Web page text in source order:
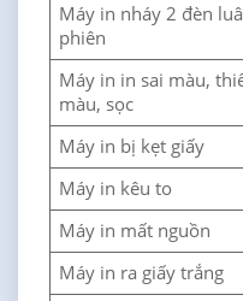
Máy in nháy 2 đèn
phiên
Máy in in sai màu,
màu, sọc
Máy in bị kẹt giấy
Máy in kêu to
Máy in mất nguồn
Máy in ra giấy trắng